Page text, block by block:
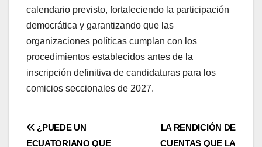
calendario previsto, fortaleciendo la participación
democrática y garantizando que las
organizaciones políticas cumplan con los
procedimientos establecidos antes de la
inscripción definitiva de candidaturas para los
comicios seccionales de 2027.
Navegación
LA RENDICIÓN DE
CUENTAS QUE LA
¿PUEDE UN
ECUATORIANO QUE